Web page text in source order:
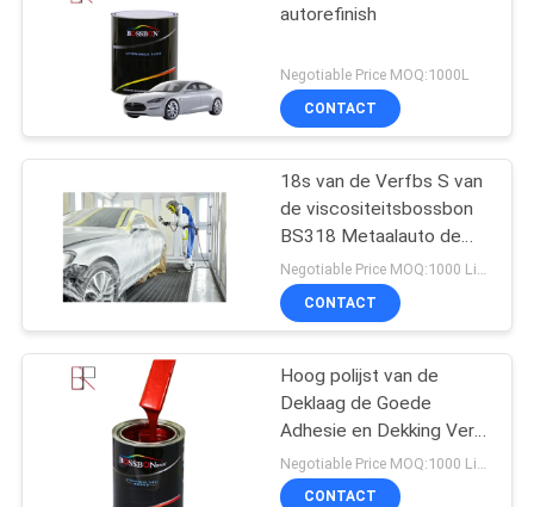
autorefinish
Negotiable Price MOQ:1000L
CONTACT
18s van de Verfbs S van
de viscositeitsbossbon
BS318 Metaalauto de
auto refinish verf
CONTACT
Hoog polijst van de
Deklaag de Goede
Adhesie en Dekking Verf
van Autorefinish
CONTACT